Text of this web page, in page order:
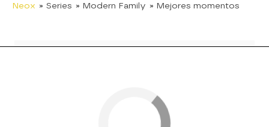
Neox » Series » Modern Family » Mejores momentos